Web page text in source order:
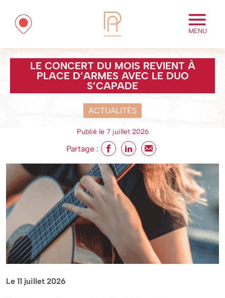
MENU
LE CONCERT DU MOIS REVIENT À
PLACE D’ARMES AVEC LE DUO
S’CAPADE
ACTUALITÉS
Publié le 7 juillet 2026
Partage :
Le 11 juillet 2026